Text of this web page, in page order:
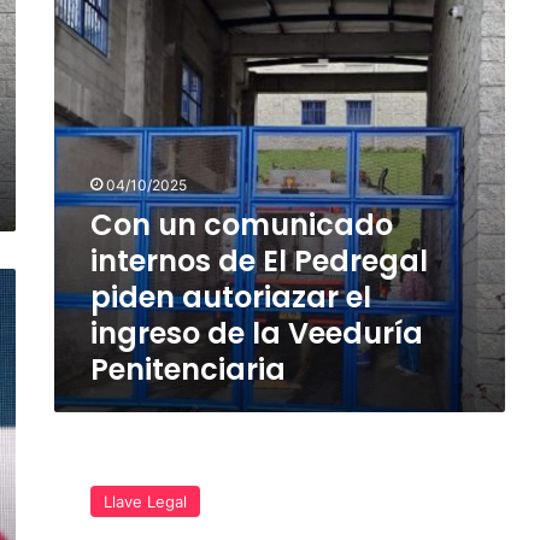
El
Pedregal
piden
autoriazar
el
ingreso
Veeduría
Penitenciaria
04/10/2025
Con un comunicado
internos de El Pedregal
piden autoriazar el
ingreso de la Veeduría
Penitenciaria
derecho
Llave Legal